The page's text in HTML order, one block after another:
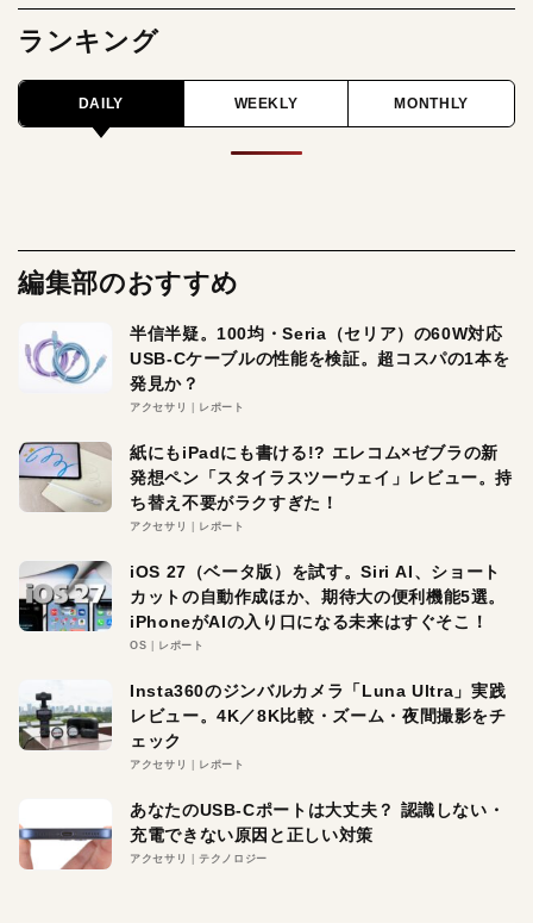
ランキング
DAILY WEEKLY MONTHLY
編集部のおすすめ
半信半疑。100均・Seria（セリア）の60W対応
USB-Cケーブルの性能を検証。超コスパの1本を
発見か？
アクセサリ レポート
紙にもiPadにも書ける!? エレコム×ゼブラの新
発想ペン「スタイラスツーウェイ」レビュー。持
ち替え不要がラクすぎた！
アクセサリ レポート
iOS 27（ベータ版）を試す。Siri AI、ショート
カットの自動作成ほか、期待大の便利機能5選。
iPhoneがAIの入り口になる未来はすぐそこ！
OS レポート
Insta360のジンバルカメラ「Luna Ultra」実践
レビュー。4K／8K比較・ズーム・夜間撮影をチ
ェック
アクセサリ レポート
あなたのUSB-Cポートは大丈夫？ 認識しない・
充電できない原因と正しい対策
アクセサリ テクノロジー